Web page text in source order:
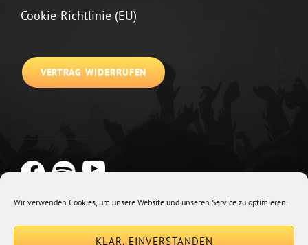
Wir verwenden Cookies, um unsere Website und unseren Service zu optimieren.
KLAR, EINVERSTANDEN
Cookie-Richtlinie (EU)
VERTRAG WIDERRUFEN